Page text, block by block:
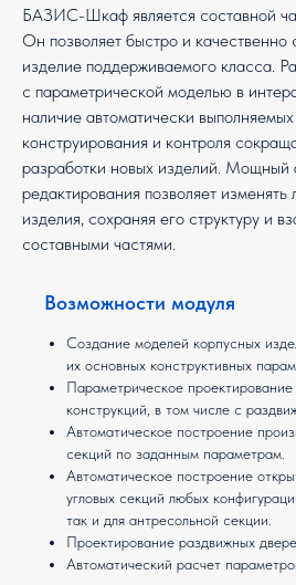
БАЗИС-Шкаф является составной
Он позволяет быстро и качественно
изделие поддерживаемого класса.
с параметрической моделью в
наличие автоматически
конструирования и контроля
разработки новых изделий. Мощный
редактирования позволяет
изделия, сохраняя его структуру и
составными частями.
Возможности модуля
Создание моделей корпусных
их основных конструктивных
Параметрическое
конструкций, в том числе с
Автоматическое построение
секций по заданным параметрам.
Автоматическое построение
угловых секций любых
так и для антресольной секции.
Проектирование раздвижных
Автоматический расчет